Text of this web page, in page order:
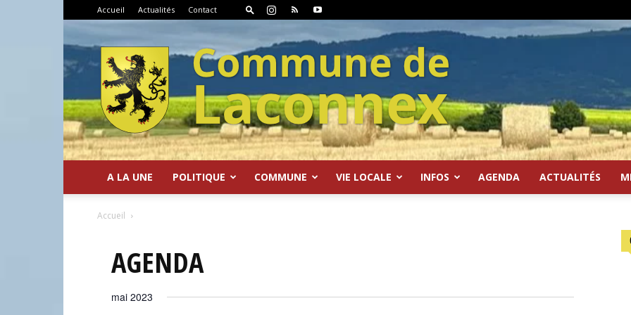
Accueil Actualités Contact
A LA UNE POLITIQUE COMMUNE VIE LOCALE INFOS AGENDA ACTUALITÉS
Accueil
AGENDA
mai 2023